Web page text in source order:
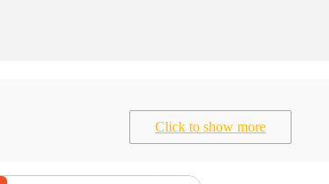
Click to show more